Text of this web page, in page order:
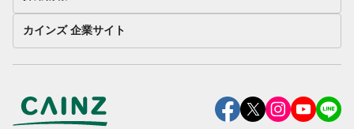
カインズ 企業サイト